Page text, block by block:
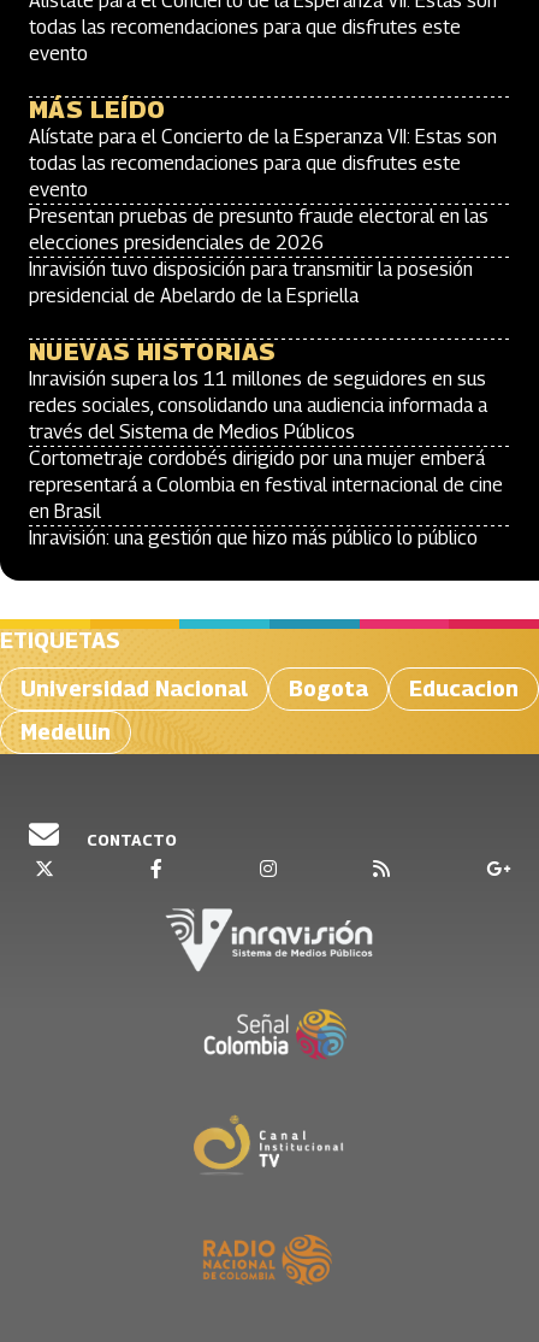
todas las recomendaciones para que disfrutes este
evento
MÁS LEÍDO
Alístate para el Concierto de la Esperanza VII: Estas son
todas las recomendaciones para que disfrutes este
evento
Presentan pruebas de presunto fraude electoral en las
elecciones presidenciales de 2026
Inravisión tuvo disposición para transmitir la posesión
presidencial de Abelardo de la Espriella
NUEVAS HISTORIAS
Inravisión supera los 11 millones de seguidores en sus
redes sociales, consolidando una audiencia informada a
través del Sistema de Medios Públicos
Cortometraje cordobés dirigido por una mujer emberá
representará a Colombia en festival internacional de cine
en Brasil
Inravisión: una gestión que hizo más público lo público
ETIQUETAS
Universidad Nacional
Bogota
Educacion
Medellin
CONTACTO